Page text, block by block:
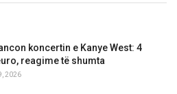
koncertin e Kanye West: 4
reagime të shumta
2026